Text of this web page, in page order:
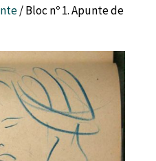
/ Bloc nº 1. Apunte de